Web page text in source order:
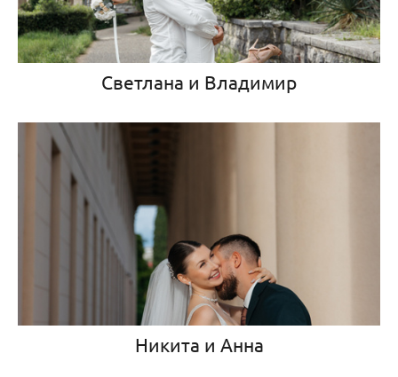
Светлана и Владимир
Никита и Анна